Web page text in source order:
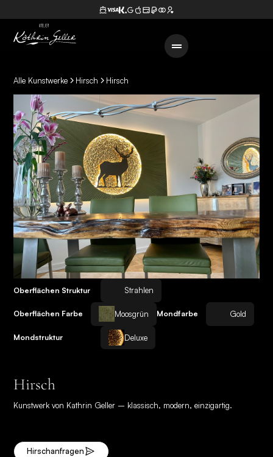
Alle Kunstwerke Hirsch Hirsch
Hirsch
Kunstwerk von Kathrin Geller – klassisch, modern, einzigartig.
Hirschanfragen
Oberflächen Struktur Strahlen
Oberflächen Farbe Moosgrün Mondfarbe Gold
Mondstruktur Deluxe